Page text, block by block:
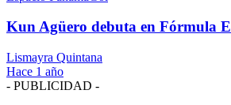
Kun Agüero debuta en Fórmula E
Lismayra Quintana
Hace 1 año
- PUBLICIDAD -